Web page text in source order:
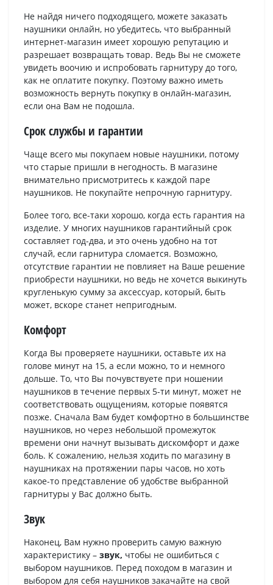
Не найдя ничего подходящего, можете заказать
наушники онлайн, но убедитесь, что выбранный
интернет-магазин имеет хорошую репутацию и
разрешает возвращать товар. Ведь Вы не сможете
увидеть воочию и испробовать гарнитуру до того,
как не оплатите покупку. Поэтому важно иметь
возможность вернуть покупку в онлайн-магазин,
если она Вам не подошла.
Срок службы и гарантии
Чаще всего мы покупаем новые наушники, потому
что старые пришли в негодность. В магазине
внимательно присмотритесь к каждой паре
наушников. Не покупайте непрочную гарнитуру.
Более того, все-таки хорошо, когда есть гарантия на
изделие. У многих наушников гарантийный срок
составляет год-два, и это очень удобно на тот
случай, если гарнитура сломается. Возможно,
отсутствие гарантии не повлияет на Ваше решение
приобрести наушники, но ведь не хочется выкинуть
кругленькую сумму за аксессуар, который, быть
может, вскоре станет непригодным.
Комфорт
Когда Вы проверяете наушники, оставьте их на
голове минут на 15, а если можно, то и немного
дольше. То, что Вы почувствуете при ношении
наушников в течение первых 5-ти минут, может не
соответствовать ощущениям, которые появятся
позже. Сначала Вам будет комфортно в большинстве
наушников, но через небольшой промежуток
времени они начнут вызывать дискомфорт и даже
боль. К сожалению, нельзя ходить по магазину в
наушниках на протяжении пары часов, но хоть
какое-то представление об удобстве выбранной
гарнитуры у Вас должно быть.
Звук
Наконец, Вам нужно проверить самую важную
характеристику – звук, чтобы не ошибиться с
выбором наушников. Перед походом в магазин и
выбором для себя наушников закачайте на свой